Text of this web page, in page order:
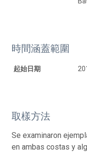
時間涵蓋範圍
起始日期
取樣方法
Se examinaron
en ambas costas y